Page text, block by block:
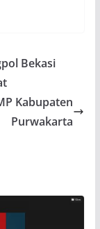
Bekasi
Kabupaten
Purwakarta